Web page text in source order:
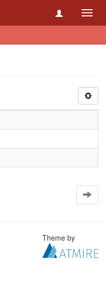
Theme by